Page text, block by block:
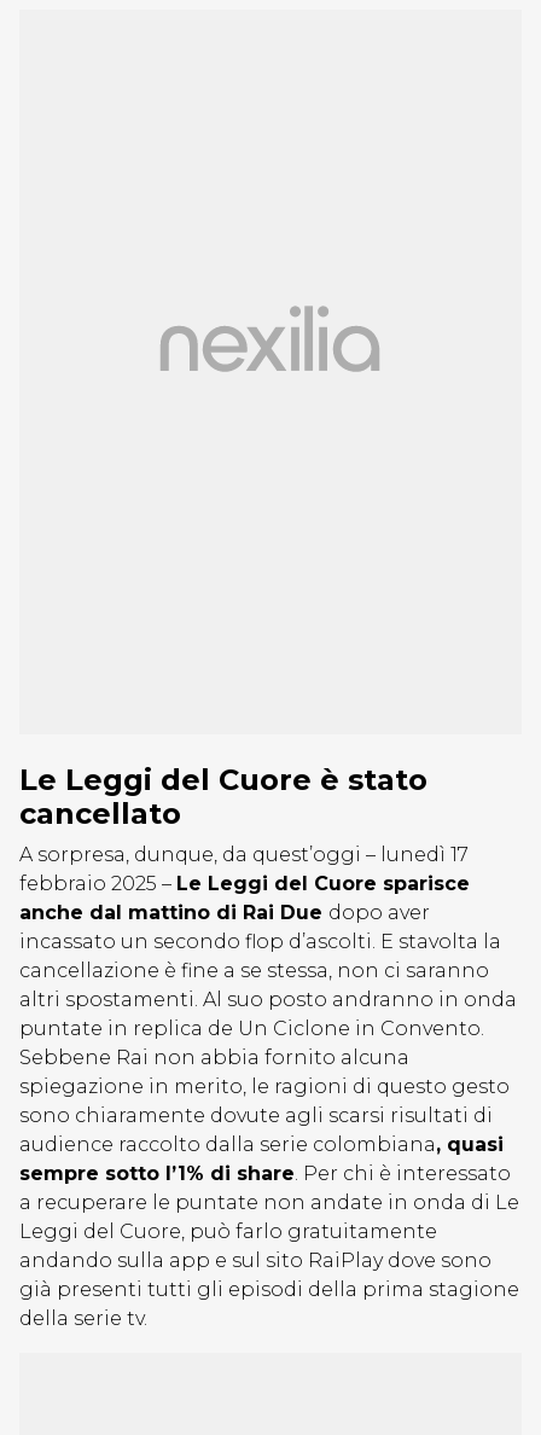
Le Leggi del Cuore è stato
cancellato
A sorpresa, dunque, da quest’oggi – lunedì 17
febbraio 2025 – Le Leggi del Cuore sparisce
anche dal mattino di Rai Due dopo aver
incassato un secondo flop d’ascolti. E stavolta la
cancellazione è fine a se stessa, non ci saranno
altri spostamenti. Al suo posto andranno in onda
puntate in replica de Un Ciclone in Convento.
Sebbene Rai non abbia fornito alcuna
spiegazione in merito, le ragioni di questo gesto
sono chiaramente dovute agli scarsi risultati di
audience raccolto dalla serie colombiana, quasi
sempre sotto l’1% di share. Per chi è interessato
a recuperare le puntate non andate in onda di Le
Leggi del Cuore, può farlo gratuitamente
andando sulla app e sul sito RaiPlay dove sono
già presenti tutti gli episodi della prima stagione
della serie tv.